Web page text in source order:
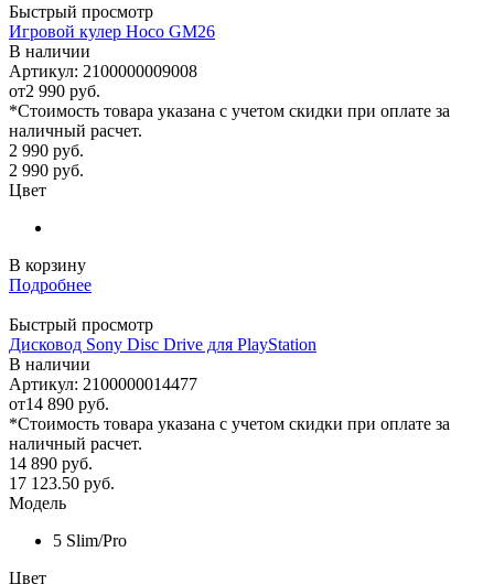
Быстрый просмотр
Игровой кулер Hoco GM26
В наличии
Артикул: 2100000009008
от2 990 руб.
*Стоимость товара указана с учетом скидки при оплате за
наличный расчет.
2 990 руб.
2 990 руб.
Цвет
В корзину
Подробнее
Быстрый просмотр
Дисковод Sony Disc Drive для PlayStation
В наличии
Артикул: 2100000014477
от14 890 руб.
*Стоимость товара указана с учетом скидки при оплате за
наличный расчет.
14 890 руб.
17 123.50 руб.
Модель
5 Slim/Pro
Цвет